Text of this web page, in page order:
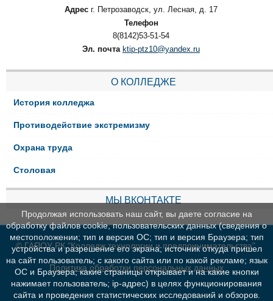
Адрес г. Петрозаводск, ул. Лесная, д. 17
Телефон
8(8142)53-51-54
Эл. почта ktip-ptz10@yandex.ru
О КОЛЛЕДЖЕ
История колледжа
Противодействие экстремизму
Охрана труда
Столовая
МЫ ВКОНТАКТЕ
© ГАПОУ РК "Колледж технологии и предпринимательства"
Политика обработки персональных данных
Продолжая использовать наш сайт, вы даете согласие на
обработку файлов cookie, пользовательских данных (сведения о
местоположении; тип и версия ОС; тип и версия Браузера; тип
устройства и разрешение его экрана; источник откуда пришел
на сайт пользователь; с какого сайта или по какой рекламе; язык
ОС и Браузера; какие страницы открывает и на какие кнопки
нажимает пользователь; ip-адрес) в целях функционирования
сайта и проведения статистических исследований и обзоров.